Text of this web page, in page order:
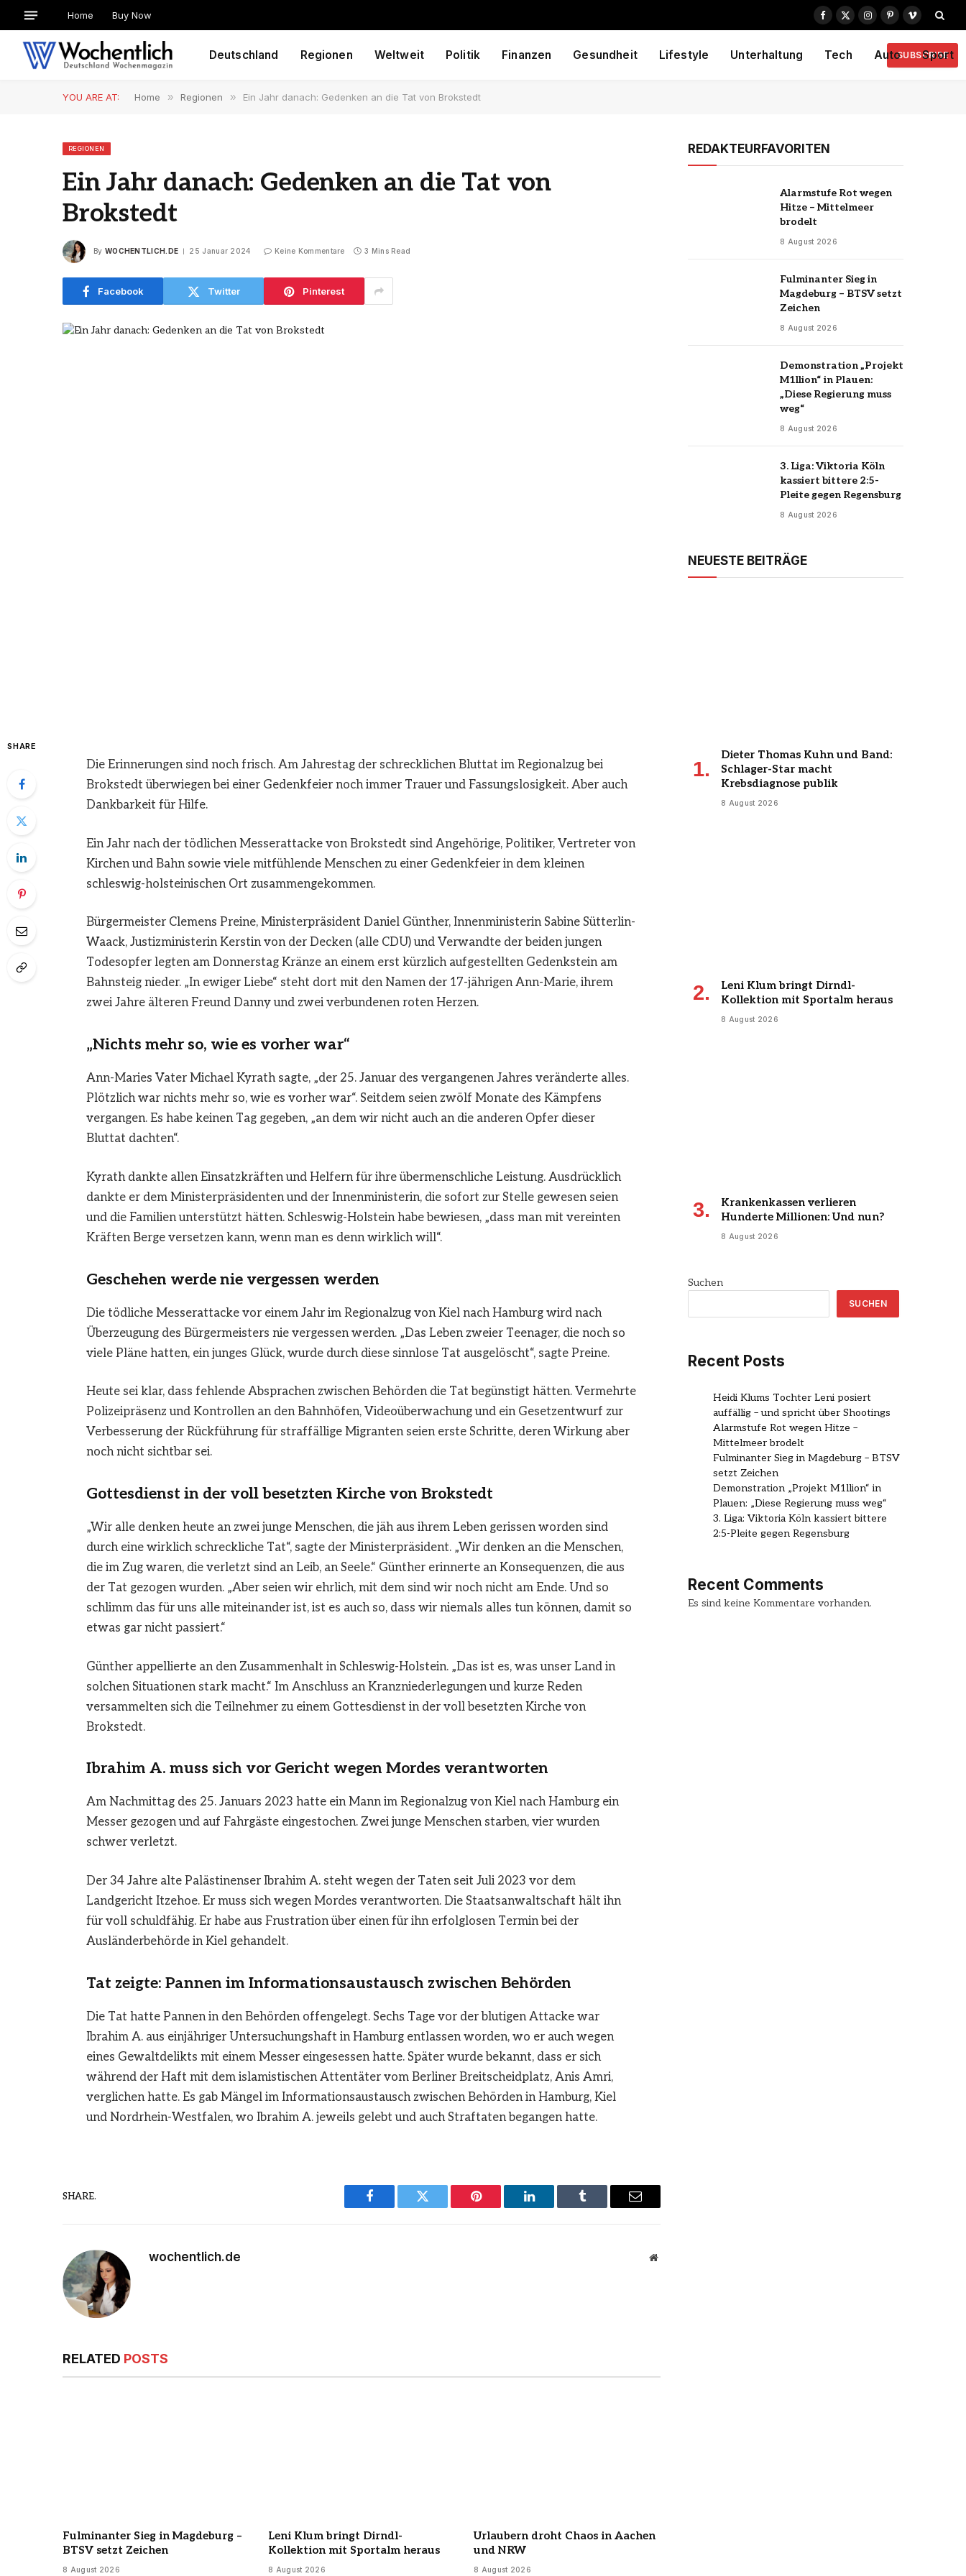
Home Buy Now
Facebook
X
Instagram
PinterestVimeo
Deutschland Regionen Weltweit Politik Finanzen Gesundheit Lifestyle Unterhaltung Tech Auto Sport
SUBSCRIBE
YOU ARE AT: Home » Regionen » Ein Jahr danach: Gedenken an die Tat von Brokstedt
REGIONEN
Ein Jahr danach: Gedenken an die Tat von
Brokstedt
By WOCHENTLICH.DE 25 Januar 2024 Keine Kommentare 3 Mins Read
Facebook Twitter Pinterest
SHARE
Die Erinnerungen sind noch frisch. Am Jahrestag der schrecklichen Bluttat im Regionalzug bei
Brokstedt überwiegen bei einer Gedenkfeier noch immer Trauer und Fassungslosigkeit. Aber auch
Dankbarkeit für Hilfe.
Ein Jahr nach der tödlichen Messerattacke von Brokstedt sind Angehörige, Politiker, Vertreter von
Kirchen und Bahn sowie viele mitfühlende Menschen zu einer Gedenkfeier in dem kleinen
schleswig-holsteinischen Ort zusammengekommen.
Bürgermeister Clemens Preine, Ministerpräsident Daniel Günther, Innenministerin Sabine Sütterlin-
Waack, Justizministerin Kerstin von der Decken (alle CDU) und Verwandte der beiden jungen
Todesopfer legten am Donnerstag Kränze an einem erst kürzlich aufgestellten Gedenkstein am
Bahnsteig nieder. „In ewiger Liebe“ steht dort mit den Namen der 17-jährigen Ann-Marie, ihrem
zwei Jahre älteren Freund Danny und zwei verbundenen roten Herzen.
„Nichts mehr so, wie es vorher war“
Ann-Maries Vater Michael Kyrath sagte, „der 25. Januar des vergangenen Jahres veränderte alles.
Plötzlich war nichts mehr so, wie es vorher war“. Seitdem seien zwölf Monate des Kämpfens
vergangen. Es habe keinen Tag gegeben, „an dem wir nicht auch an die anderen Opfer dieser
Bluttat dachten“.
Kyrath dankte allen Einsatzkräften und Helfern für ihre übermenschliche Leistung. Ausdrücklich
dankte er dem Ministerpräsidenten und der Innenministerin, die sofort zur Stelle gewesen seien
und die Familien unterstützt hätten. Schleswig-Holstein habe bewiesen, „dass man mit vereinten
Kräften Berge versetzen kann, wenn man es denn wirklich will“.
Geschehen werde nie vergessen werden
Die tödliche Messerattacke vor einem Jahr im Regionalzug von Kiel nach Hamburg wird nach
Überzeugung des Bürgermeisters nie vergessen werden. „Das Leben zweier Teenager, die noch so
viele Pläne hatten, ein junges Glück, wurde durch diese sinnlose Tat ausgelöscht“, sagte Preine.
Heute sei klar, dass fehlende Absprachen zwischen Behörden die Tat begünstigt hätten. Vermehrte
Polizeipräsenz und Kontrollen an den Bahnhöfen, Videoüberwachung und ein Gesetzentwurf zur
Verbesserung der Rückführung für straffällige Migranten seien erste Schritte, deren Wirkung aber
noch nicht sichtbar sei.
Gottesdienst in der voll besetzten Kirche von Brokstedt
„Wir alle denken heute an zwei junge Menschen, die jäh aus ihrem Leben gerissen worden sind
durch eine wirklich schreckliche Tat“, sagte der Ministerpräsident. „Wir denken an die Menschen,
die im Zug waren, die verletzt sind an Leib, an Seele.“ Günther erinnerte an Konsequenzen, die aus
der Tat gezogen wurden. „Aber seien wir ehrlich, mit dem sind wir noch nicht am Ende. Und so
schlimm das für uns alle miteinander ist, ist es auch so, dass wir niemals alles tun können, damit so
etwas gar nicht passiert.“
Günther appellierte an den Zusammenhalt in Schleswig-Holstein. „Das ist es, was unser Land in
solchen Situationen stark macht.“ Im Anschluss an Kranzniederlegungen und kurze Reden
versammelten sich die Teilnehmer zu einem Gottesdienst in der voll besetzten Kirche von
Brokstedt.
Ibrahim A. muss sich vor Gericht wegen Mordes verantworten
Am Nachmittag des 25. Januars 2023 hatte ein Mann im Regionalzug von Kiel nach Hamburg ein
Messer gezogen und auf Fahrgäste eingestochen. Zwei junge Menschen starben, vier wurden
schwer verletzt.
Der 34 Jahre alte Palästinenser Ibrahim A. steht wegen der Taten seit Juli 2023 vor dem
Landgericht Itzehoe. Er muss sich wegen Mordes verantworten. Die Staatsanwaltschaft hält ihn
für voll schuldfähig. Er habe aus Frustration über einen für ihn erfolglosen Termin bei der
Ausländerbehörde in Kiel gehandelt.
Tat zeigte: Pannen im Informationsaustausch zwischen Behörden
Die Tat hatte Pannen in den Behörden offengelegt. Sechs Tage vor der blutigen Attacke war
Ibrahim A. aus einjähriger Untersuchungshaft in Hamburg entlassen worden, wo er auch wegen
eines Gewaltdelikts mit einem Messer eingesessen hatte. Später wurde bekannt, dass er sich
während der Haft mit dem islamistischen Attentäter vom Berliner Breitscheidplatz, Anis Amri,
verglichen hatte. Es gab Mängel im Informationsaustausch zwischen Behörden in Hamburg, Kiel
und Nordrhein-Westfalen, wo Ibrahim A. jeweils gelebt und auch Straftaten begangen hatte.
SHARE.
Facebook Twitter Pinterest LinkedIn Tumblr Email
wochentlich.de Website
RELATED POSTS
Fulminanter Sieg in Magdeburg –
BTSV setzt Zeichen
8 August 2026
Leni Klum bringt Dirndl-
Kollektion mit Sportalm heraus
8 August 2026
Urlaubern droht Chaos in Aachen
und NRW
8 August 2026
REDAKTEURFAVORITEN
Alarmstufe Rot wegen
Hitze – Mittelmeer
brodelt
8 August 2026
Fulminanter Sieg in
Magdeburg – BTSV setzt
Zeichen
8 August 2026
Demonstration „Projekt
M1llion“ in Plauen:
„Diese Regierung muss
weg“
8 August 2026
3. Liga: Viktoria Köln
kassiert bittere 2:5-
Pleite gegen Regensburg
8 August 2026
NEUESTE BEITRÄGE
Dieter Thomas Kuhn und Band:
Schlager-Star macht
Krebsdiagnose publik
8 August 2026
Leni Klum bringt Dirndl-
Kollektion mit Sportalm heraus
8 August 2026
Krankenkassen verlieren
Hunderte Millionen: Und nun?
8 August 2026
Suchen
SUCHEN
Recent Posts
Heidi Klums Tochter Leni posiert
auffällig – und spricht über Shootings
Alarmstufe Rot wegen Hitze –
Mittelmeer brodelt
Fulminanter Sieg in Magdeburg – BTSV
setzt Zeichen
Demonstration „Projekt M1llion“ in
Plauen: „Diese Regierung muss weg“
3. Liga: Viktoria Köln kassiert bittere
2:5-Pleite gegen Regensburg
Recent Comments
Es sind keine Kommentare vorhanden.